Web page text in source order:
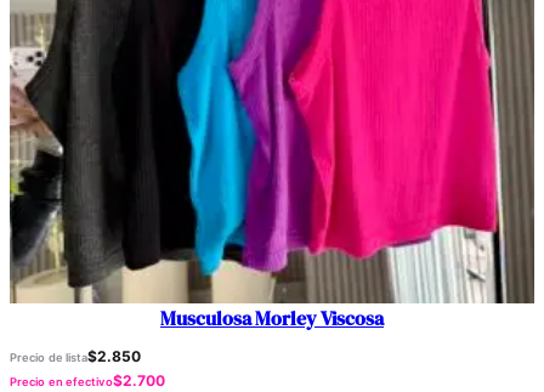
Musculosa Morley Viscosa
Precio de lista$2.850
Precio en efectivo$2.700